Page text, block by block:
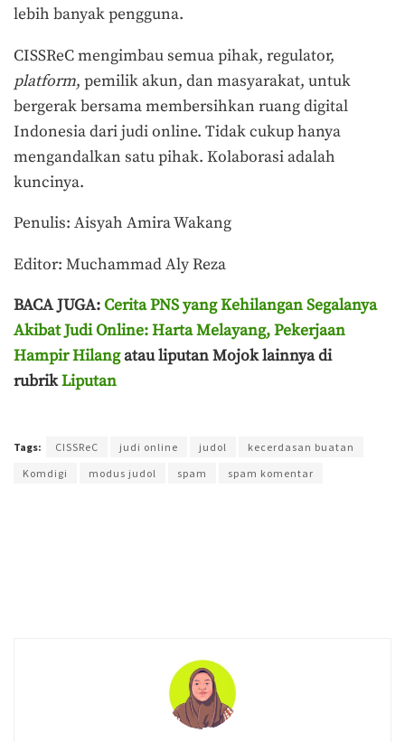
lebih banyak pengguna.
CISSReC mengimbau semua pihak, regulator,
platform, pemilik akun, dan masyarakat, untuk
bergerak bersama membersihkan ruang digital
Indonesia dari judi online. Tidak cukup hanya
mengandalkan satu pihak. Kolaborasi adalah
kuncinya.
Penulis: Aisyah Amira Wakang
Editor: Muchammad Aly Reza
BACA JUGA:Cerita PNS yang Kehilangan Segalanya
Akibat Judi Online: Harta Melayang, Pekerjaan
Hampir Hilangatau liputan Mojok lainnya di
rubrikLiputan
Tags: CISSReC judi online judol
kecerdasan buatan
Komdigi
modus judol spam spam komentar